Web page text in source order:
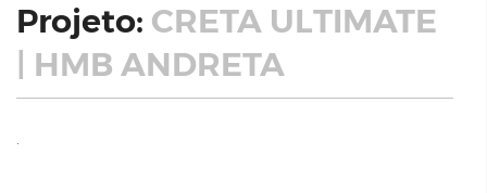
Projeto: CRETA ULTIMATE
| HMB ANDRETA